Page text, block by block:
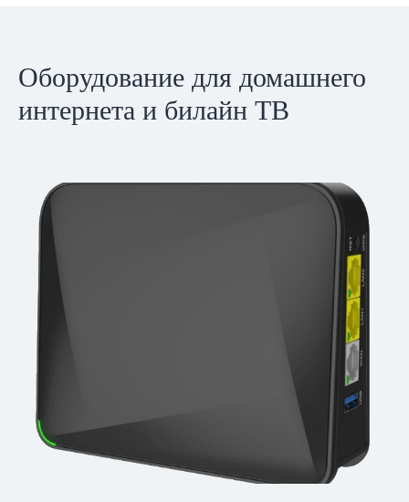
Оборудование для домашнего
интернета и билайн ТВ